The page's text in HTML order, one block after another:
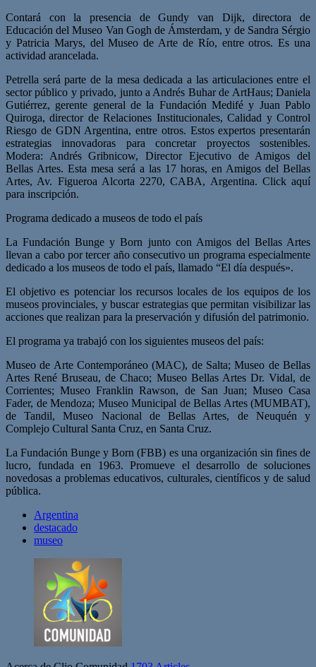
Contará con la presencia de Gundy van Dijk, directora de
Educación del Museo Van Gogh de Ámsterdam, y de Sandra Sérgio
y Patricia Marys, del Museo de Arte de Río, entre otros. Es una
actividad arancelada.
Petrella será parte de la mesa dedicada a las articulaciones entre el
sector público y privado, junto a Andrés Buhar de ArtHaus; Daniela
Gutiérrez, gerente general de la Fundación Medifé y Juan Pablo
Quiroga, director de Relaciones Institucionales, Calidad y Control
Riesgo de GDN Argentina, entre otros. Estos expertos presentarán
estrategias innovadoras para concretar proyectos sostenibles.
Modera: Andrés Gribnicow, Director Ejecutivo de Amigos del
Bellas Artes. Esta mesa será a las 17 horas, en Amigos del Bellas
Artes, Av. Figueroa Alcorta 2270, CABA, Argentina. Click aquí
para inscripción.
Programa dedicado a museos de todo el país
La Fundación Bunge y Born junto con Amigos del Bellas Artes
llevan a cabo por tercer año consecutivo un programa especialmente
dedicado a los museos de todo el país, llamado “El día después».
El objetivo es potenciar los recursos locales de los equipos de los
museos provinciales, y buscar estrategias que permitan visibilizar las
acciones que realizan para la preservación y difusión del patrimonio.
El programa ya trabajó con los siguientes museos del país:
Museo de Arte Contemporáneo (MAC), de Salta; Museo de Bellas
Artes René Bruseau, de Chaco; Museo Bellas Artes Dr. Vidal, de
Corrientes; Museo Franklin Rawson, de San Juan; Museo Casa
Fader, de Mendoza; Museo Municipal de Bellas Artes (MUMBAT),
de Tandil, Museo Nacional de Bellas Artes, de Neuquén y
Complejo Cultural Santa Cruz, en Santa Cruz.
La Fundación Bunge y Born (FBB) es una organización sin fines de
lucro, fundada en 1963. Promueve el desarrollo de soluciones
novedosas a problemas educativos, culturales, científicos y de salud
pública.
Argentina
destacado
museo